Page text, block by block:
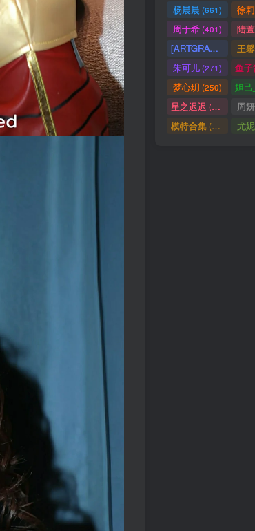
杨晨晨 (661) 徐
周于希(401) 陆
[ARTGRAVIA] (290)
王
朱可儿(271) 鱼
梦心玥 (250)
星之迟迟 (238) 周
模特合集(218) 尤